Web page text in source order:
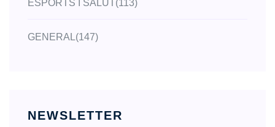
ESPORTS I SALUT(113)
GENERAL(147)
NEWSLETTER